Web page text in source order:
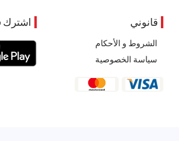
قانوني
الشروط و الأحكام
سياسة الخصوصية
اشترك